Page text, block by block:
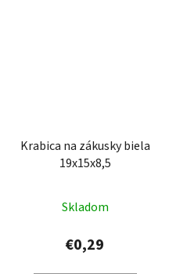
Krabica na zákusky biela
19x15x8,5
Skladom
€0,29